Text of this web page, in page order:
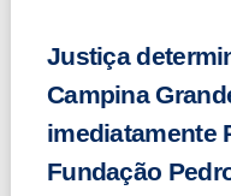
Justiça
Campina
imediatamente
Fundação